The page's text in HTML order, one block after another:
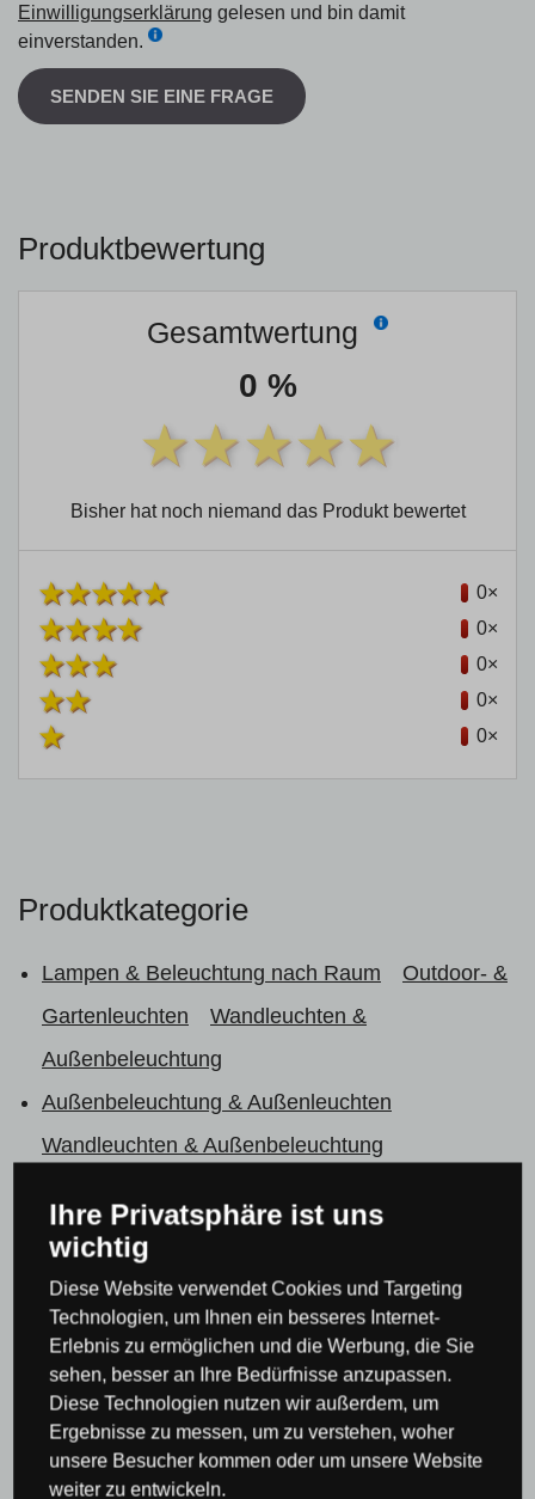
Einwilligungserklärung gelesen und bin damit
einverstanden.
SENDEN SIE EINE FRAGE
Produktbewertung
Gesamtwertung
0 %
Bisher hat noch niemand das Produkt bewertet
0×
0×
0×
0×
0×
Produktkategorie
Lampen & Beleuchtung nach Raum
Outdoor- &
Gartenleuchten
Wandleuchten &
Außenbeleuchtung
Außenbeleuchtung & Außenleuchten
Wandleuchten & Außenbeleuchtung
Gartenleuchten
Leuchten & Beleuchtung Searchlight
Außenbeleuchtung & Außenleuchten
Wandleuchten & Außenbeleuchtung
Außenwandleuchten
Leuchten & Beleuchtung Searchlight
Außenleuchten Searchlight
Ihre Privatsphäre ist uns
wichtig
Diese Website verwendet Cookies und Targeting
Technologien, um Ihnen ein besseres Internet-
Erlebnis zu ermöglichen und die Werbung, die Sie
sehen, besser an Ihre Bedürfnisse anzupassen.
Diese Technologien nutzen wir außerdem, um
Ergebnisse zu messen, um zu verstehen, woher
unsere Besucher kommen oder um unsere Website
weiter zu entwickeln.